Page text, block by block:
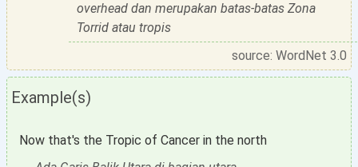
overhead dan merupakan batas-batas Zona
Torrid atau tropis
source: WordNet 3.0
Example(s)
Now that's the Tropic of Cancer in the north